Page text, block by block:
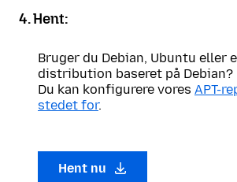
4. Hent:
Bruger du Debian, Ubuntu eller
distribution baseret på Debian?
Du kan konfigurere vores APT-
stedet for.
Hent nu